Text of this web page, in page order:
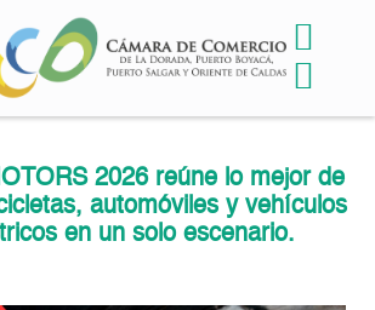
2026 reúne lo mejor de
automóviles y vehículos
en un solo escenario.